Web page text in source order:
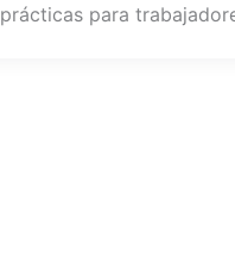
prácticas para